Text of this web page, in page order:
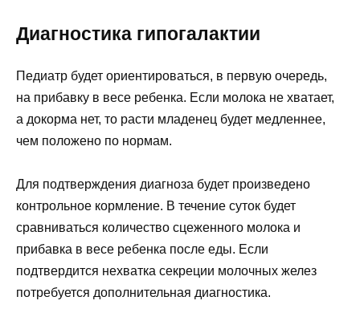
Диагностика гипогалактии
Педиатр будет ориентироваться, в первую очередь,
на прибавку в весе ребенка. Если молока не хватает,
а докорма нет, то расти младенец будет медленнее,
чем положено по нормам.
Для подтверждения диагноза будет произведено
контрольное кормление. В течение суток будет
сравниваться количество сцеженного молока и
прибавка в весе ребенка после еды. Если
подтвердится нехватка секреции молочных желез
потребуется дополнительная диагностика.